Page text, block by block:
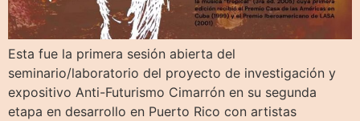
Esta fue la primera sesión abierta del
seminario/laboratorio del proyecto de investigación y
expositivo Anti-Futurismo Cimarrón en su segunda
etapa en desarrollo en Puerto Rico con artistas